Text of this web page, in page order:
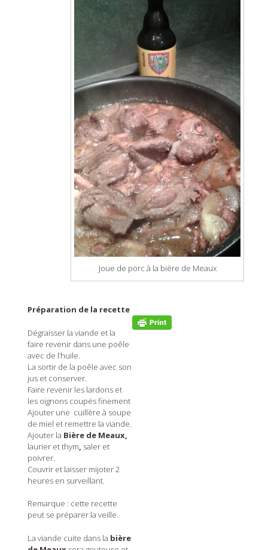
Joue de porc à la bière de Meaux
Préparation de la recette
Dégraisser la viande et la
faire revenir dans une poêle
avec de l’huile.
La sortir de la poêle avec son
jus et conserver.
Faire revenir les lardons et
les oignons coupés finement
Ajouter une cuillère à soupe
de miel et remettre la viande.
Ajouter la Bière de Meaux,
laurier et thym, saler et
poivrer.
Couvrir et laisser mijoter 2
heures en surveillant.
Remarque : cette recette
peut se préparer la veille.
La viande cuite dans la bière